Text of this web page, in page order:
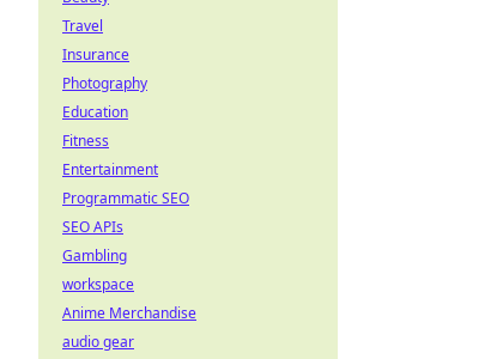
Travel
Insurance
Photography
Education
Fitness
Entertainment
Programmatic SEO
SEO APIs
Gambling
workspace
Anime Merchandise
audio gear